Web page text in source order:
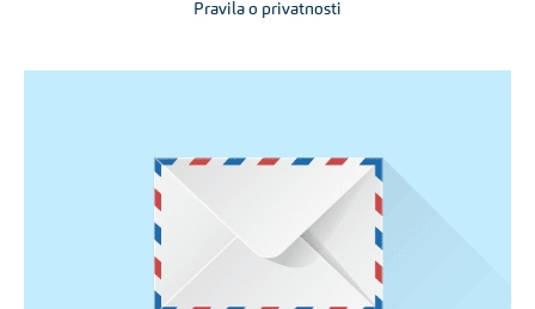
Pravila o privatnosti